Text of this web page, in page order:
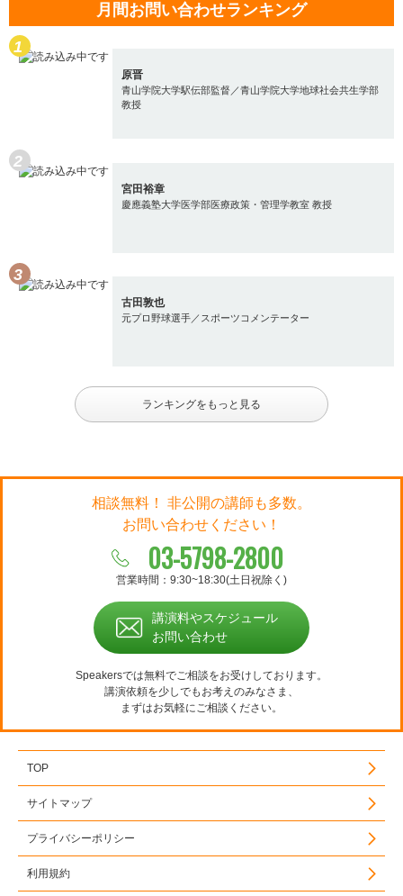
月間お問い合わせランキング
原晋
青山学院大学駅伝部監督／青山学院大学地球社会共生学部
教授
宮田裕章
慶應義塾大学医学部医療政策・管理学教室 教授
古田敦也
元プロ野球選手／スポーツコメンテーター
ランキングをもっと見る
相談無料！ 非公開の講師も多数。
お問い合わせください！
03-5798-2800
営業時間：9:30~18:30(土日祝除く)
講演料やスケジュール
お問い合わせ
Speakersでは無料でご相談をお受けしております。
講演依頼を少しでもお考えのみなさま、
まずはお気軽にご相談ください。
TOP
サイトマップ
プライバシーポリシー
利用規約